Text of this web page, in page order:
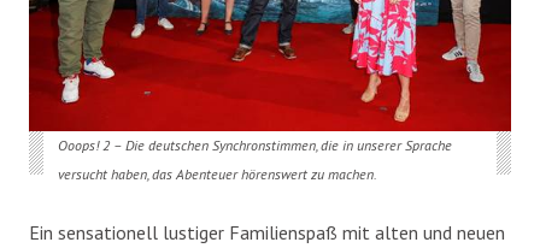
Ooops! 2 – Die deutschen Synchronstimmen, die in unserer Sprache
versucht haben, das Abenteuer hörenswert zu machen.
Ein sensationell lustiger Familienspaß mit alten und neuen